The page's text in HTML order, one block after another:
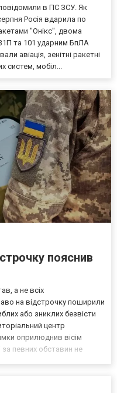
в ПС ЗСУ. Як
Росія вдарила по
"Онікс", двома
та 101 ударним БпЛА
авіація, зенітні ракетні
систем, мобіл...
пояснив
а не всіх
на відстрочку поширили
або зниклих безвісти
центр
оприлюднив вісім
за певних обставин не